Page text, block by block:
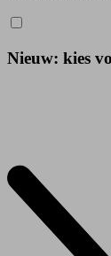
Nieuw: kies